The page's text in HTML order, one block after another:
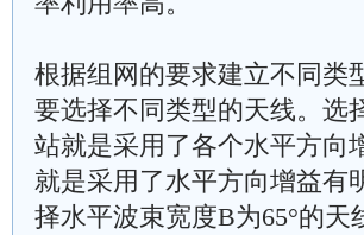
根据组网的要求建立不同类
要选择不同类型的天线。选
站就是采用了各个水平方向
就是采用了水平方向增益有
择水平波束宽度B为65°的